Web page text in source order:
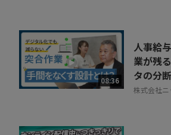
08:36
人事給
業が残
タの分
株式会社